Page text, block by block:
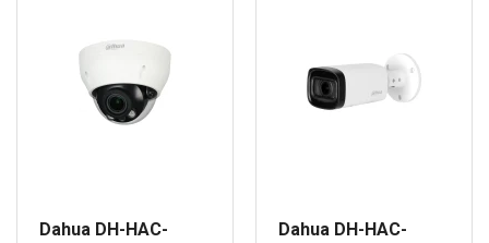
Dahua DH-HAC-
Dahua DH-HAC-